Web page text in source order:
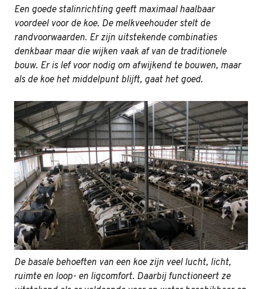
Een goede stalinrichting geeft maximaal haalbaar
voordeel voor de koe. De melkveehouder stelt de
randvoorwaarden. Er zijn uitstekende combinaties
denkbaar maar die wijken vaak af van de traditionele
bouw. Er is lef voor nodig om afwijkend te bouwen, maar
als de koe het middelpunt blijft, gaat het goed.
De basale behoeften van een koe zijn veel lucht, licht,
ruimte en loop- en ligcomfort. Daarbij functioneert ze